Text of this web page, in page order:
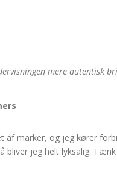
mere autentisk
af marker, og jeg kører
bliver jeg helt lyksalig.